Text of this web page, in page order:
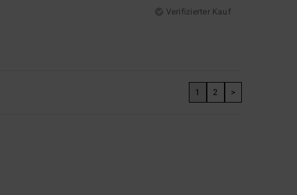
Verifizierter Kauf
1 2 >